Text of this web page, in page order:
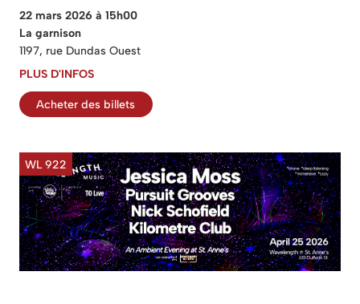
22 mars 2026 à 15h00
La garnison
1197, rue Dundas Ouest
PLUS D'INFOS
Acheter des billets
WL 922